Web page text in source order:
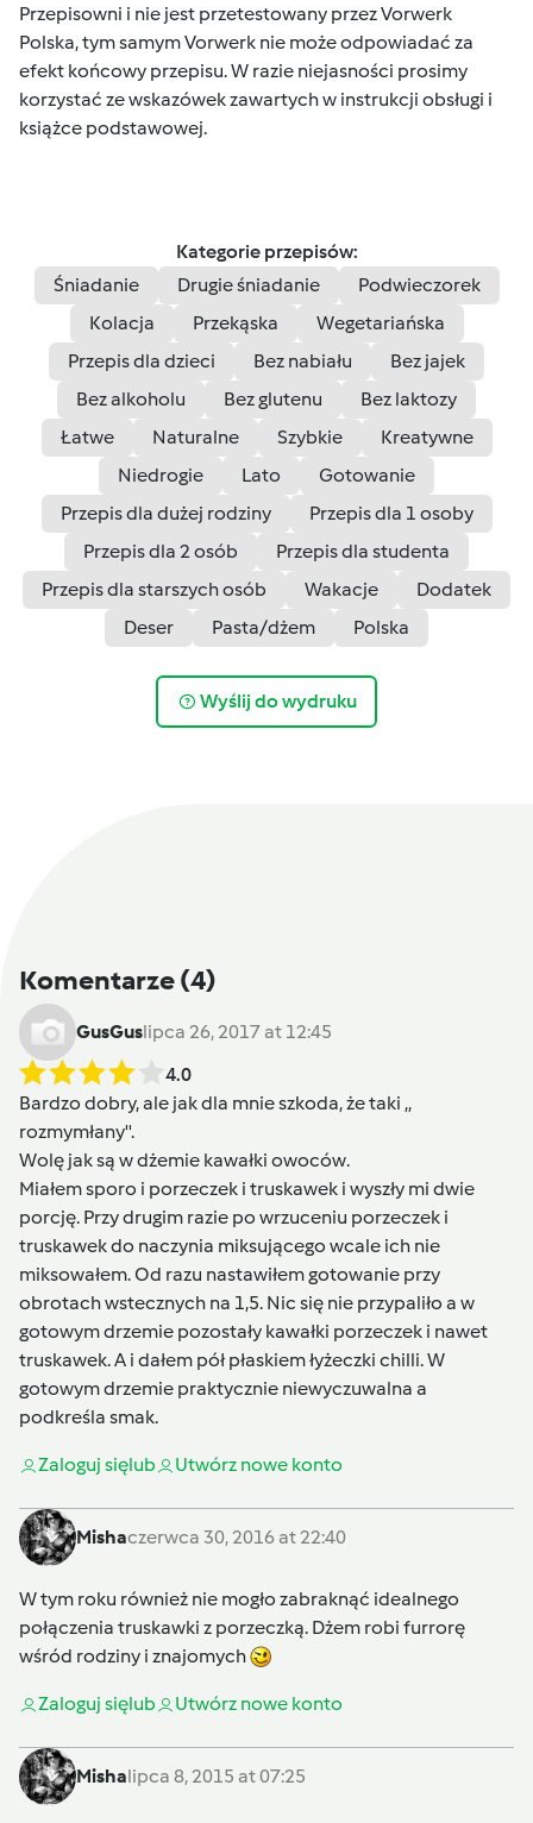
Przepisowni i nie jest przetestowany przez Vorwerk
Polska, tym samym Vorwerk nie może odpowiadać za
efekt końcowy przepisu. W razie niejasności prosimy
korzystać ze wskazówek zawartych w instrukcji obsługi i
książce podstawowej.
Kategorie przepisów:
Śniadanie
Drugie śniadanie
Podwieczorek
Kolacja
Przekąska
Wegetariańska
Przepis dla dzieci
Bez nabiału
Bez jajek
Bez alkoholu
Bez glutenu
Bez laktozy
Łatwe
Naturalne Szybkie
Kreatywne
Niedrogie
Lato
Gotowanie
Przepis dla dużej rodziny
Przepis dla 1 osoby
Przepis dla 2 osób
Przepis dla studenta
Przepis dla starszych osób
Wakacje
Dodatek
Deser
Pasta/dżem Polska
Wyślij do wydruku
Komentarze(4)
GusGuslipca 26, 2017 at 12:45
4.0
Bardzo dobry, ale jak dla mnie szkoda, że taki ,,
rozmymłany''.
Wolę jak są w dżemie kawałki owoców.
Miałem sporo i porzeczek i truskawek i wyszły mi dwie
porcję. Przy drugim razie po wrzuceniu porzeczek i
truskawek do naczynia miksującego wcale ich nie
miksowałem. Od razu nastawiłem gotowanie przy
obrotach wstecznych na 1,5. Nic się nie przypaliło a w
gotowym drzemie pozostały kawałki porzeczek i nawet
truskawek. A i dałem pół płaskiem łyżeczki chilli. W
gotowym drzemie praktycznie niewyczuwalna a
podkreśla smak.
Zaloguj sięlub Utwórz nowe konto
Mishaczerwca 30, 2016 at 22:40
W tym roku również nie mogło zabraknąć idealnego
połączenia truskawki z porzeczką. Dżem robi furrorę
wśród rodziny i znajomych
Zaloguj sięlub Utwórz nowe konto
Mishalipca 8, 2015 at 07:25